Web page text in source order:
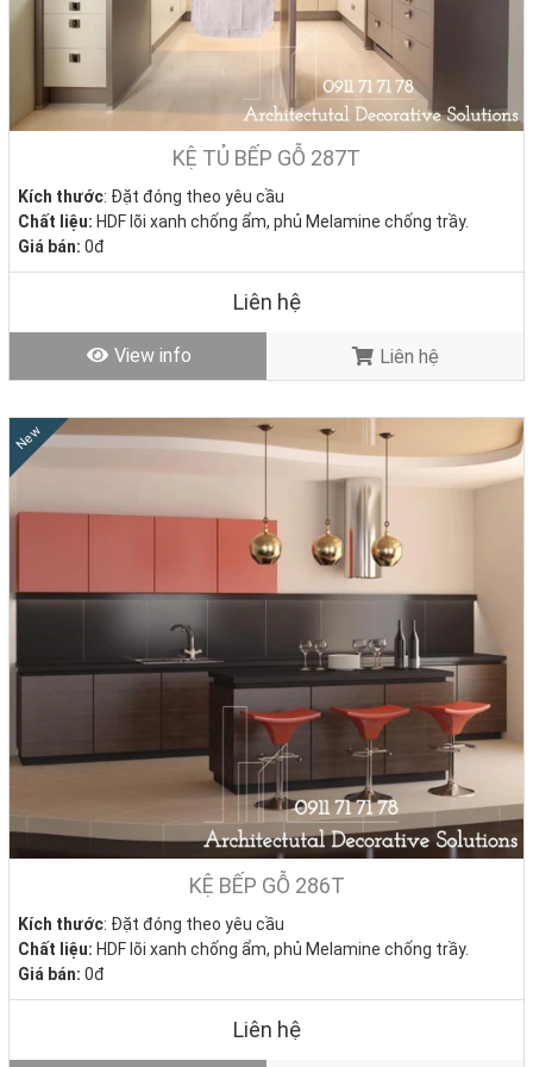
Vì Sao Nhiều Khách Hàng Chọn Làm Tủ Bếp Gỗ Tại
Không đơn thuần là “lắp tủ theo mẫu”, tại DecoViet, mỗi bộ tủ bếp
gỗ là một thiết kế riêng – phù hợp đúng không gian, đúng gu thẩm
mỹ và đúng nhu cầu sinh hoạt của từng gia đình.
✔️ Thiết kế theo thực tế công trình – đo đạc tận nơi, tính toán công
✔️ Phối màu, chất liệu theo phong cách sống – từ gỗ mộc, vân tự
nhiên đến hiện đại, tối giản
✔️ Thi công chỉn chu, chất lượng bền vững – không xệ cánh, không
bong tróc, dễ lau chùi
✔️ Sản xuất trực tiếp tại xưởng, giúp tối ưu chi phí và kiểm soát chất
lượng từng chi tiết
✔️ Đội ngũ tư vấn tận tâm – thi công đúng hẹn, bảo hành rõ ràng, hỗ
trợ nhanh
KỆ TỦ BẾP GỖ 287T
Kích thước: Đặt đóng theo yêu cầu
Chất liệu: HDF lõi xanh chống ẩm, phủ Melamine chống trầy.
Giá bán: 0đ
Tình trạng: Hàng mới - Còn hàng
Liên hệ
View info Liên hệ
New
KỆ BẾP GỖ 286T
Kích thước: Đặt đóng theo yêu cầu
Chất liệu: HDF lõi xanh chống ẩm, phủ Melamine chống trầy.
Giá bán: 0đ
Tình trạng: Hàng mới - Còn hàng
Liên hệ